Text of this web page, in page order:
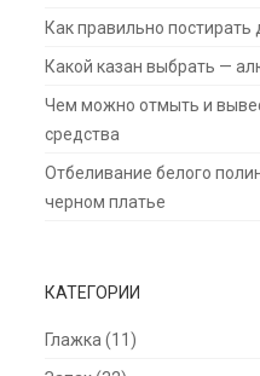
Как правильно
Какой казан выбрать —
Чем можно отмыть и
средства
Отбеливание белого
черном платье
КАТЕГОРИИ
Глажка (11)